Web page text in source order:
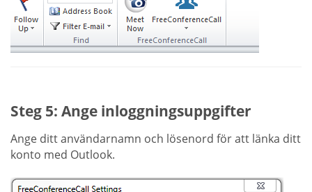
Steg 5: Ange inloggningsuppgifter
Ange ditt användarnamn och lösenord för att länka ditt
konto med Outlook.